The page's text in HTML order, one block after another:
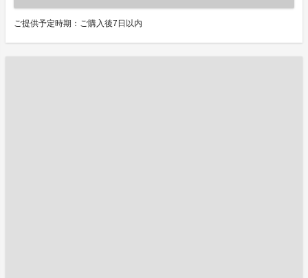
ご提供予定時期：ご購入後7日以内